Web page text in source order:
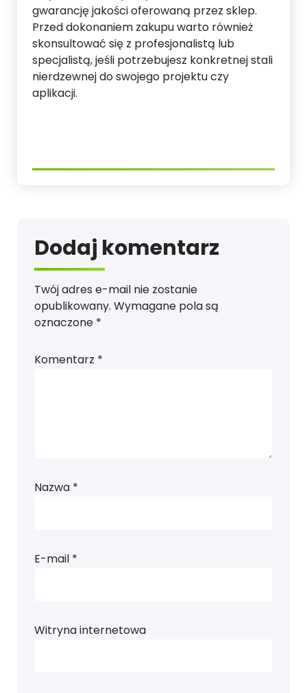
gwarancję jakości oferowaną przez sklep.
Przed dokonaniem zakupu warto również
skonsultować się z profesjonalistą lub
specjalistą, jeśli potrzebujesz konkretnej stali
nierdzewnej do swojego projektu czy
aplikacji.
Dodaj komentarz
Twój adres e-mail nie zostanie
opublikowany. Wymagane pola są
oznaczone *
Komentarz *
Nazwa *
E-mail *
Witryna internetowa